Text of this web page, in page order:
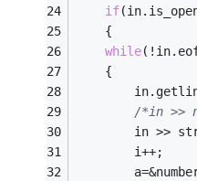
if
    {
while
	{
/*in >>
in >>
		i++;